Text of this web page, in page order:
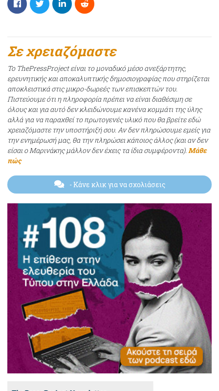
Σε χρειαζόμαστε
Το ThePressProject είναι το μοναδικό μέσο ανεξάρτητης,
ερευνητικής και αποκαλυπτικής δημοσιογραφίας που στηρίζεται
αποκλειστικά στις μικρο-δωρεές των επισκεπτών του.
Πιστεύουμε ότι η πληροφορία πρέπει να είναι διαθέσιμη σε
όλους και για αυτό δεν κλειδώνουμε κανένα κομμάτι της ύλης
αλλά για να παραχθεί το πρωτογενές υλικό που θα βρείτε εδώ
χρειαζόμαστε την υποστήριξή σου. Αν δεν πληρώσουμε εμείς για
την ενημέρωσή μας, θα την πληρώσει κάποιος άλλος (και αν δεν
είσαι ο Μαρινάκης μάλλον δεν έχεις τα ίδια συμφέροντα). Μάθε
πώς
- Κάνε κλικ για να σχολιάσεις